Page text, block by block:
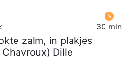
30 min
zalm, in plakjes
Dille